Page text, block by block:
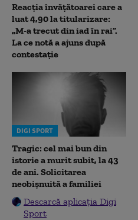
Reacția învățătoarei care a
luat 4,90 la titularizare:
„M-a trecut din iad în rai”.
La ce notă a ajuns după
contestație
DIGI SPORT
Tragic: cel mai bun din
istorie a murit subit, la 43
de ani. Solicitarea
neobișnuită a familiei
Descarcă aplicația Digi
Sport